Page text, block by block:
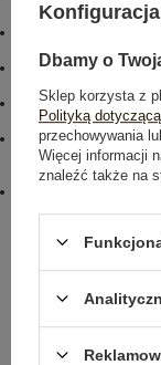
kołnierzyk
guziki
#skład materiału :
65% poliester
35%
#sposób prania :
pranie w pralce w
#modelka:
Modelka ma na
biust 90 cm, talia 66
naszywki
Rozmiar: S
Dostępny
Dbamy o
Sklep korzysta z
Polityką
przechowywania
Więcej informacji
znaleźć także na